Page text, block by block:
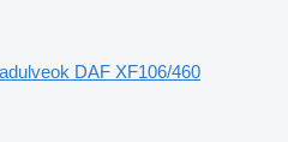
DAF XF106/460